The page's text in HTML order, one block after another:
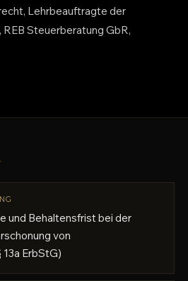
Lehrbeauftragte der
Steuerberatung GbR,
und Behaltensfrist bei der
von
ErbStG)